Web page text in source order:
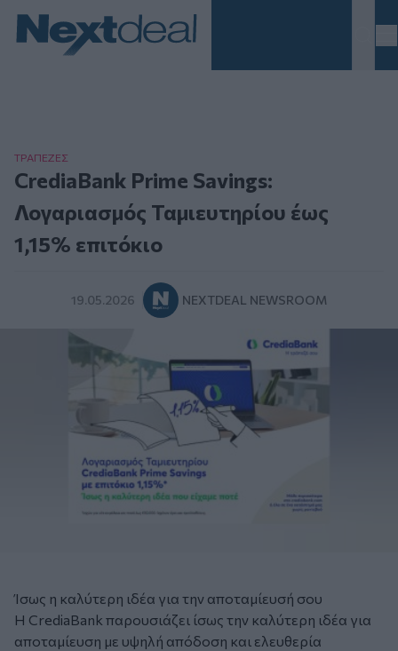
ΤΡAΠΕΖΕΣ
CrediaBank Prime Savings:
Λογαριασμός Ταμιευτηρίου έως
1,15% επιτόκιο
19.05.2026 NEXTDEAL NEWSROOM
Ίσως η καλύτερη ιδέα για την αποταμίευσή σου
Η CrediaBank παρουσιάζει ίσως την καλύτερη ιδέα για
αποταμίευση με υψηλή απόδοση και ελευθερία